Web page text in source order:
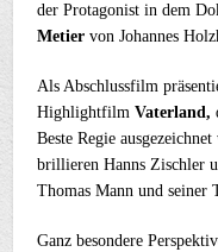
der Protagonist in dem
Metier von Johannes
Als Abschlussfilm
HighlightfilmVaterland,
Beste Regie
brillieren Hanns Zischler
Thomas Mann und seiner
Ganz besondere